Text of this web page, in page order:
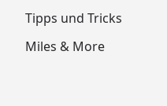
Tipps und Tricks
Miles & More